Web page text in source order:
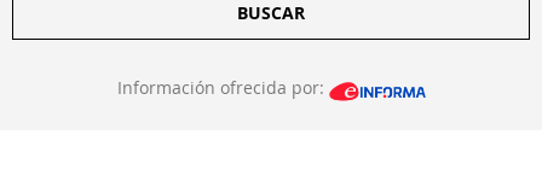
BUSCAR
Información ofrecida por: